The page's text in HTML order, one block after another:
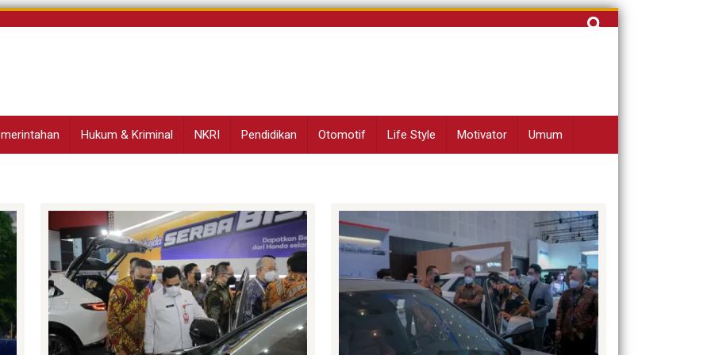
Cari
Hukum & Kriminal NKRI Pendidikan Otomotif Life Style Motivator Umum